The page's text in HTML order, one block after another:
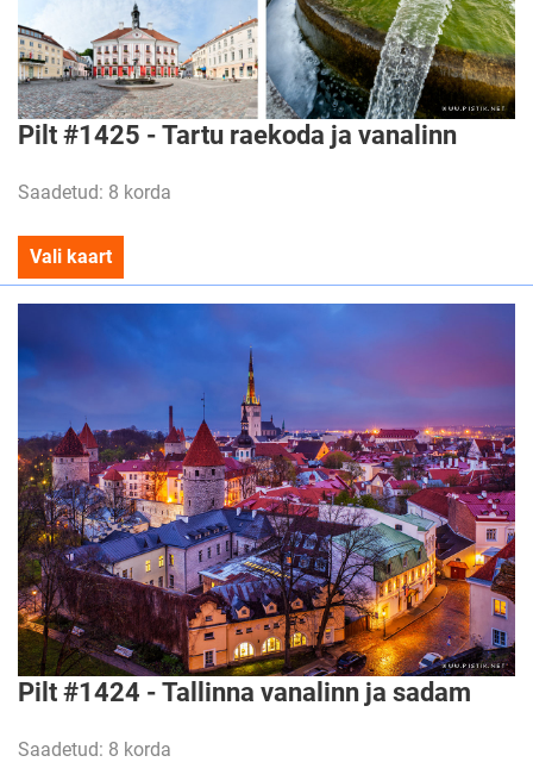
Pilt #1425 - Tartu raekoda ja vanalinn
Saadetud: 8 korda
Vali kaart
Pilt #1424 - Tallinna vanalinn ja sadam
Saadetud: 8 korda